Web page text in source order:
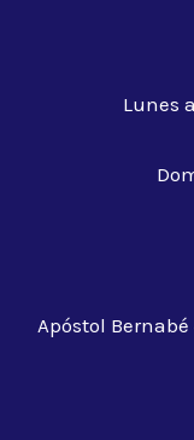
Lunes
Apóstol Bernabé